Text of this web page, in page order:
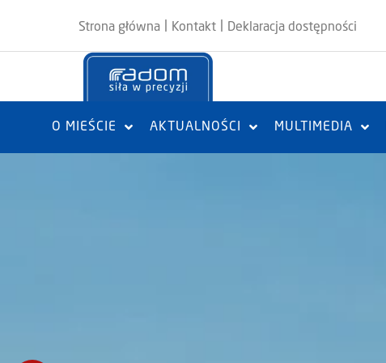
Strona główna Kontakt Deklaracja dostępności
O MIEŚCIE AKTUALNOŚCI MULTIMEDIA